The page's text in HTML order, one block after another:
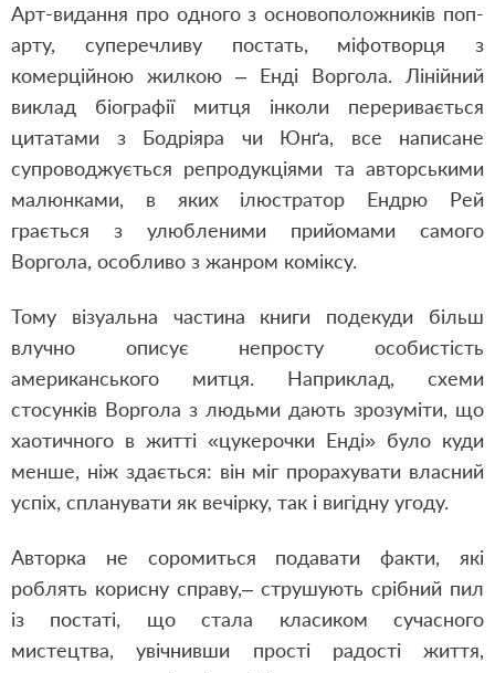
Арт-видання про одного з основоположників поп-
арту, суперечливу постать, міфотворця з
комерційною жилкою ‒ Енді Воргола. Лінійний
виклад біографії митця інколи переривається
цитатами з Бодріяра чи Юнґа, все написане
супроводжується репродукціями та авторськими
малюнками, в яких ілюстратор Ендрю Рей
грається з улюбленими прийомами самого
Воргола, особливо з жанром коміксу.
Тому візуальна частина книги подекуди більш
влучно описує непросту особистість
американського митця. Наприклад, схеми
стосунків Воргола з людьми дають зрозуміти, що
хаотичного в житті «цукерочки Енді» було куди
менше, ніж здається: він міг прорахувати власний
успіх, спланувати як вечірку, так і вигідну угоду.
Авторка не соромиться подавати факти, які
роблять корисну справу,‒ струшують срібний пил
із постаті, що стала класиком сучасного
мистецтва, увічнивши прості радості життя,